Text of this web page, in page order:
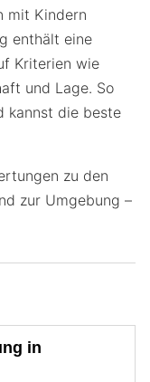
mit Kindern
enthält eine
Kriterien wie
und Lage. So
kannst die beste
zu den
zur Umgebung –
in